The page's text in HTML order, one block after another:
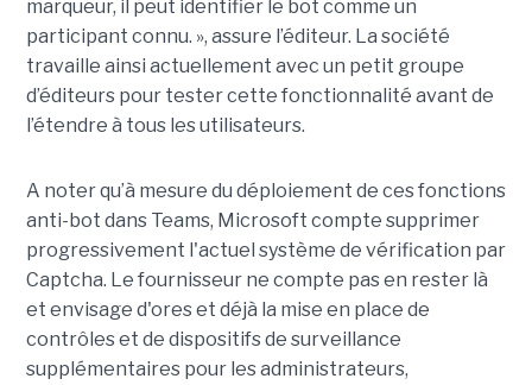
marqueur, il peut identifier le bot comme un
participant connu. », assure l’éditeur. La société
travaille ainsi actuellement avec un petit groupe
d’éditeurs pour tester cette fonctionnalité avant de
l’étendre à tous les utilisateurs.
A noter qu’à mesure du déploiement de ces fonctions
anti-bot dans Teams, Microsoft compte supprimer
progressivement l'actuel système de vérification par
Captcha. Le fournisseur ne compte pas en rester là
et envisage d'ores et déjà la mise en place de
contrôles et de dispositifs de surveillance
supplémentaires pour les administrateurs,